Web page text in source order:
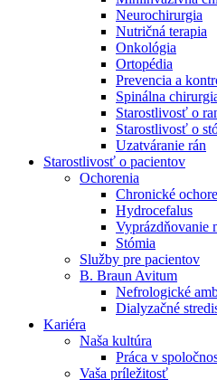
V nefrologických
a prípravu pacientov k
obličiek. Zvoľte si mesto,
Neurochirurgia
Nutričná terapia
Onkológia
Ortopédia
Prevencia a
Spinálna
Starostlivosť o
Starostlivosť o
Uzatváranie rán
Starostlivosť o pacientov
Ochorenia
Chronické
Hydrocefalus
Vyprázdňovanie
Stómia
Služby pre pacientov
B. Braun Avitum
Nefrologické
Dialyzačné
Kariéra
Naša kultúra
Práca v
Vaša príležitosť